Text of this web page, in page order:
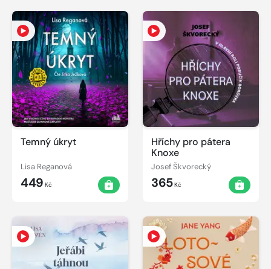
Temný úkryt
Lisa Reganová
449 Kč
Hříchy pro pátera
Knoxe
Josef Škvorecký
365Kč